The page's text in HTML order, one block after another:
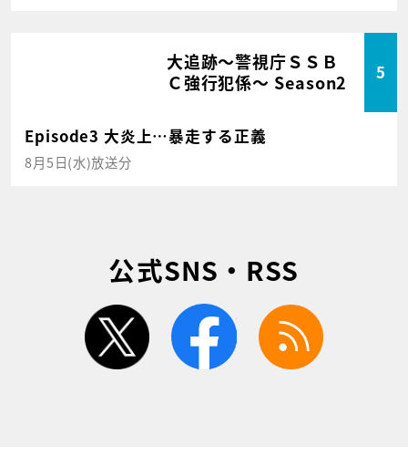
大追跡～警視庁ＳＳＢ
Ｃ強行犯係～ Season2
5
Episode3 大炎上…暴走する正義
8月5日(水)放送分
公式SNS・RSS
twitter facebook